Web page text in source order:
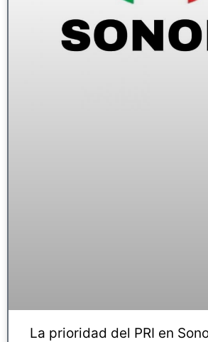
La prioridad del PRI en